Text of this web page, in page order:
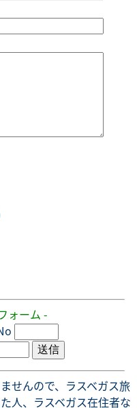
ォーム -
せんので、ラスベガス旅
人、ラスベガス在住者な